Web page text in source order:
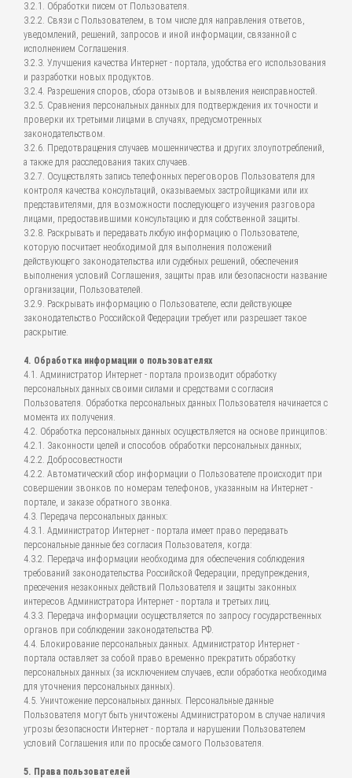
3.2.1. Обработки писем от Пользователя.
3.2.2. Связи с Пользователем, в том числе для направления ответов,
уведомлений, решений, запросов и иной информации, связанной с
исполнением Соглашения.
3.2.3. Улучшения качества Интернет - портала, удобства его использования
и разработки новых продуктов.
3.2.4. Разрешения споров, сбора отзывов и выявления неисправностей.
3.2.5. Сравнения персональных данных для подтверждения их точности и
проверки их третьими лицами в случаях, предусмотренных
законодательством.
3.2.6. Предотвращения случаев мошенничества и других злоупотреблений,
а также для расследования таких случаев.
3.2.7. Осуществлять запись телефонных переговоров Пользователя для
контроля качества консультаций, оказываемых застройщиками или их
представителями, для возможности последующего изучения разговора
лицами, предоставившими консультацию и для собственной защиты.
3.2.8. Раскрывать и передавать любую информацию о Пользователе,
которую посчитает необходимой для выполнения положений
действующего законодательства или судебных решений, обеспечения
выполнения условий Соглашения, защиты прав или безопасности название
организации, Пользователей.
3.2.9. Раскрывать информацию о Пользователе, если действующее
законодательство Российской Федерации требует или разрешает такое
раскрытие.
4. Обработка информации о пользователях
4.1. Администратор Интернет - портала производит обработку
персональных данных своими силами и средствами с согласия
Пользователя. Обработка персональных данных Пользователя начинается с
момента их получения.
4.2. Обработка персональных данных осуществляется на основе принципов:
4.2.1. Законности целей и способов обработки персональных данных;
4.2.2. Добросовестности
4.2.2. Автоматический сбор информации о Пользователе происходит при
совершении звонков по номерам телефонов, указанным на Интернет -
портале, и заказе обратного звонка.
4.3. Передача персональных данных:
4.3.1. Администратор Интернет - портала имеет право передавать
персональные данные без согласия Пользователя, когда:
4.3.2. Передача информации необходима для обеспечения соблюдения
требований законодательства Российской Федерации, предупреждения,
пресечения незаконных действий Пользователя и защиты законных
интересов Администратора Интернет - портала и третьих лиц.
4.3.3. Передача информации осуществляется по запросу государственных
органов при соблюдении законодательства РФ.
4.4. Блокирование персональных данных. Администратор Интернет -
портала оставляет за собой право временно прекратить обработку
персональных данных (за исключением случаев, если обработка необходима
для уточнения персональных данных).
4.5. Уничтожение персональных данных. Персональные данные
Пользователя могут быть уничтожены Администратором в случае наличия
угрозы безопасности Интернет - портала и нарушении Пользователем
условий Соглашения или по просьбе самого Пользователя.
5. Права пользователей